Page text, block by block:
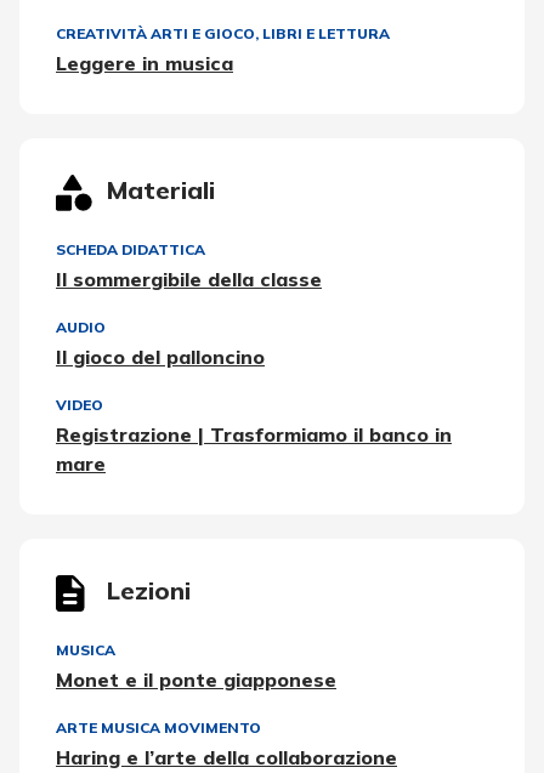
CREATIVITÀ ARTI E GIOCO, LIBRI E LETTURA
Leggere in musica
Materiali
SCHEDA DIDATTICA
Il sommergibile della classe
AUDIO
Il gioco del palloncino
VIDEO
Registrazione | Trasformiamo il banco in
mare
Lezioni
MUSICA
Monet e il ponte giapponese
ARTE MUSICA MOVIMENTO
Haring e l’arte della collaborazione